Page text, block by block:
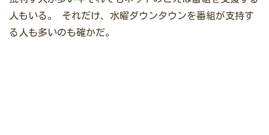
人もいる。
それだけ、水曜ダウンタウンを番組が支持す
る人も多いのも確かだ。